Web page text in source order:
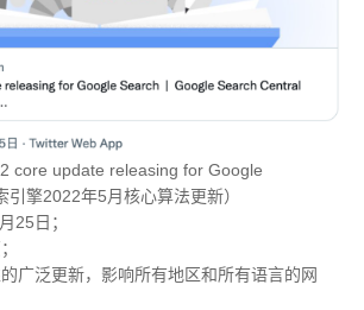
core update releasing for Google
擎2022年5月核心算法更新）
25日；
广泛更新，影响所有地区和所有语言的网